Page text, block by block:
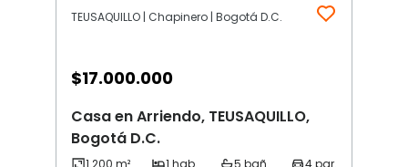
TEUSAQUILLO | Chapinero | Bogotá D.C.
$17.000.000
Casa en Arriendo, TEUSAQUILLO,
Bogotá D.C.